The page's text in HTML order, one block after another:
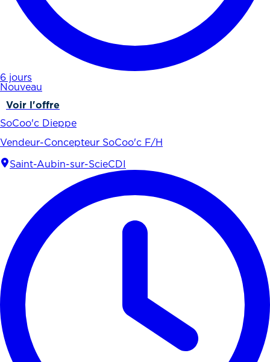
6 jours
Nouveau
Voir l'offre
SoCoo'c Dieppe
Vendeur-Concepteur SoCoo'c F/H
Saint-Aubin-sur-ScieCDI